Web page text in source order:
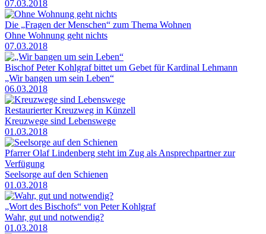
07.03.2018
Die „Fragen der Menschen“ zum Thema Wohnen
Ohne Wohnung geht nichts
07.03.2018
Bischof Peter Kohlgraf bittet um Gebet für Kardinal Lehmann
„Wir bangen um sein Leben“
06.03.2018
Restaurierter Kreuzweg in Künzell
Kreuzwege sind Lebenswege
01.03.2018
Pfarrer Olaf Lindenberg steht im Zug als Ansprechpartner zur
Verfügung
Seelsorge auf den Schienen
01.03.2018
„Wort des Bischofs“ von Peter Kohlgraf
Wahr, gut und notwendig?
01.03.2018